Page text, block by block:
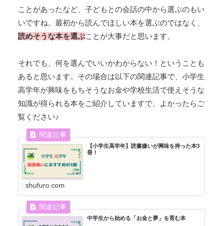
ことがあったなど、子どもとの会話の中から選ぶのもい
いですね。最初から読んでほしい本を選ぶのではなく、
読めそうな本を選ぶことが大事だと思います。
それでも、何を選んでいいかわからない！ということも
あると思います。その場合は以下の関連記事で、小学生
高学年が興味をもちそうなお金や学校生活で使えそうな
知識が得られる本をご紹介していますで、よかったらご
覧ください♪
【小学生高学年】読書嫌いが興味を持った本3
冊！
shufuro.com
中学生から始める「お金と夢」を育む本